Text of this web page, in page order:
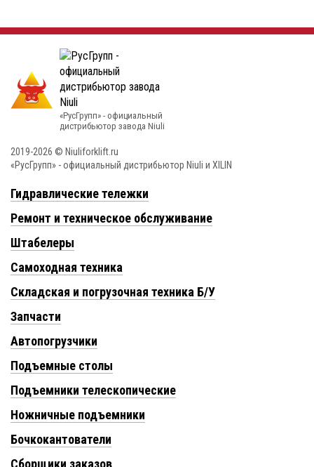
«РусГрупп» - официальный
диcтрибьютор завода Niuli
2019-2026 © Niuliforklift.ru
«РусГрупп» - официальный диcтрибьютор Niuli и XILIN
Гидравлические тележки
Ремонт и техническое обслуживание
Штабелеры
Самоходная техника
Складская и погрузочная техника Б/У
Запчасти
Автопогрузчики
Подъемные столы
Подъемники телескопические
Ножничные подъемники
Бочкокантователи
Сборщики заказов